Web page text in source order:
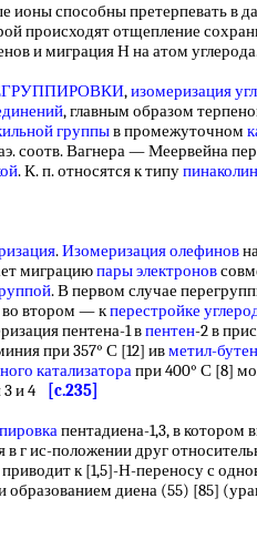
способны претерпевать в
происходят отщепление
и миграция Н на атом
,изомеризация
, главным образом
группыв промежуточном
соотв. Вагнера — Меервейна
. К. п. относятся к типу
.Изомеризация олефинов
миграциюпары электронов
. В первом случае
во втором — кперестройке
пентена-1 впентен-2 в
при 357° С [12] ивметил-
катализаторапри 400° С [8]
3 и 4
[c.235]
пентадиена-1,3, в котором
в г ис-положении друг
к [1,5]-Н-переносу с
образованием диена (55) [85]